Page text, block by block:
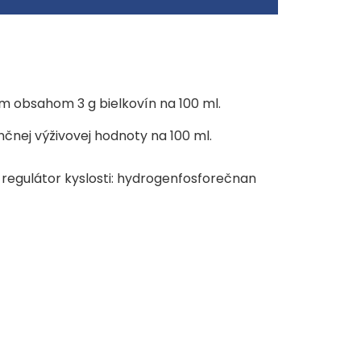
pri teplote do max. 25 °C.
obsahom 3 g bielkovín na 100 ml.
výživovej hodnoty na 100 ml.
regulátor kyslosti: hydrogenfosforečnan